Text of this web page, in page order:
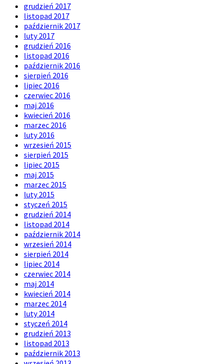
grudzień 2017
listopad 2017
październik 2017
luty 2017
grudzień 2016
listopad 2016
październik 2016
sierpień 2016
lipiec 2016
czerwiec 2016
maj 2016
kwiecień 2016
marzec 2016
luty 2016
wrzesień 2015
sierpień 2015
lipiec 2015
maj 2015
marzec 2015
luty 2015
styczeń 2015
grudzień 2014
listopad 2014
październik 2014
wrzesień 2014
sierpień 2014
lipiec 2014
czerwiec 2014
maj 2014
kwiecień 2014
marzec 2014
luty 2014
styczeń 2014
grudzień 2013
listopad 2013
październik 2013